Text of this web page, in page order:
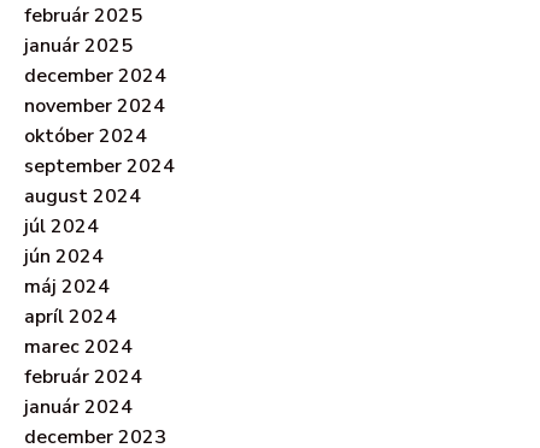
február 2025
január 2025
december 2024
november 2024
október 2024
september 2024
august 2024
júl 2024
jún 2024
máj 2024
apríl 2024
marec 2024
február 2024
január 2024
december 2023